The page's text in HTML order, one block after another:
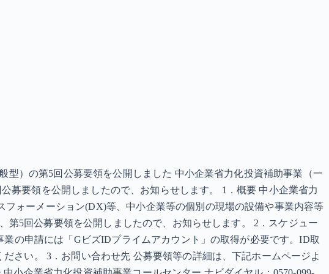
）の第5回公募要領を公開しました 中小企業省力化投資補助事業（一
募要領を公開しましたので、お知らせします。 1．概要 中小企業省力
ォーメーション(DX)等、中小企業等の個別の現場の設備や事業内容等
第5回公募要領を公開しましたので、お知らせします。 2．スケジュー
の申請には「GビズIDプライムアカウント」の取得が必要です。ID取
さい。 3．お問い合わせ先 公募要領等の詳細は、下記ホームページよ